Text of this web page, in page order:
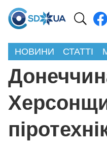
НОВИНИ СТАТТІ